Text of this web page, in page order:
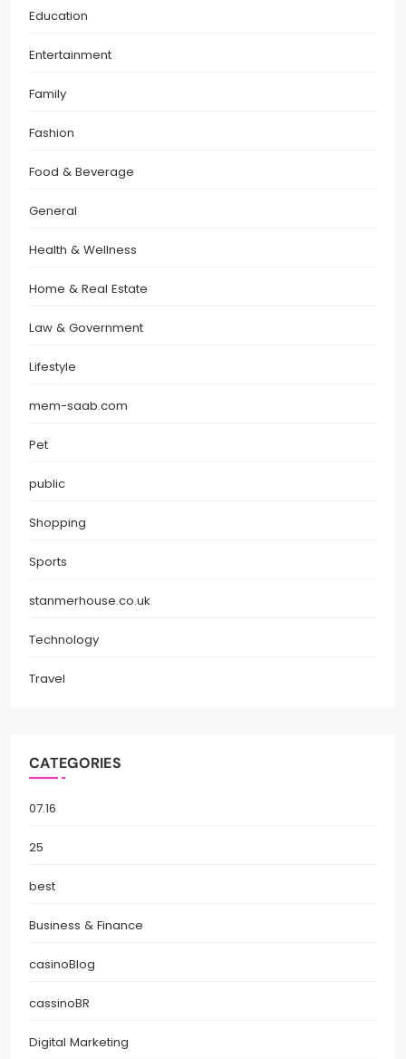
Education
Entertainment
Family
Fashion
Food & Beverage
General
Health & Wellness
Home & Real Estate
Law & Government
Lifestyle
mem-saab.com
Pet
public
Shopping
Sports
stanmerhouse.co.uk
Technology
Travel
CATEGORIES
07.16
25
best
Business & Finance
casinoBlog
cassinoBR
Digital Marketing